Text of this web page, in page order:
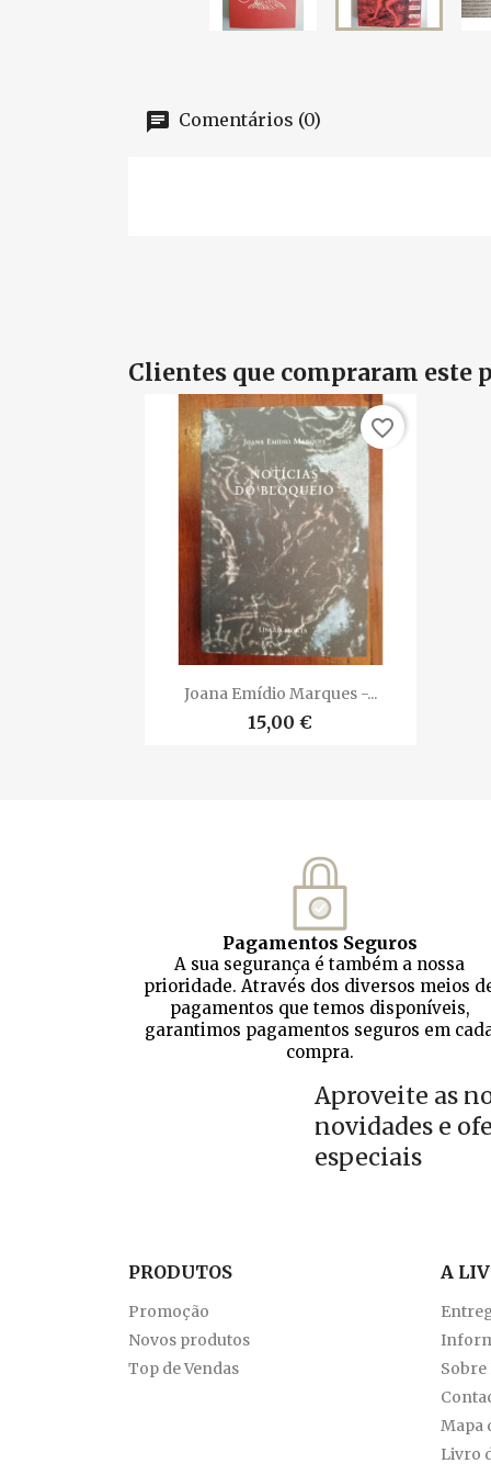
Comentários (0)
Clientes que compraram este
Vista rápida
Joana Emídio Marques -...
15,00 €
favorite_border
Pagamentos Seguros
A sua segurança é também a nossa
prioridade. Através dos diversos meios
pagamentos que temos disponíveis,
garantimos pagamentos seguros em
compra.
Aproveite as
novidades e
especiais
PRODUTOS
Promoção
Novos produtos
Top de Vendas
A
Sobre
Mapa
Livro